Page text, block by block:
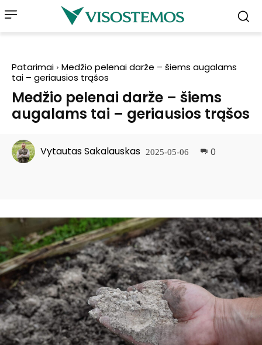
Patarimai
Medžio pelenai darže – šiems augalams
tai – geriausios trąšos
Medžio pelenai darže – šiems
augalams tai – geriausios trąšos
Vytautas Sakalauskas 2025-05-06 0